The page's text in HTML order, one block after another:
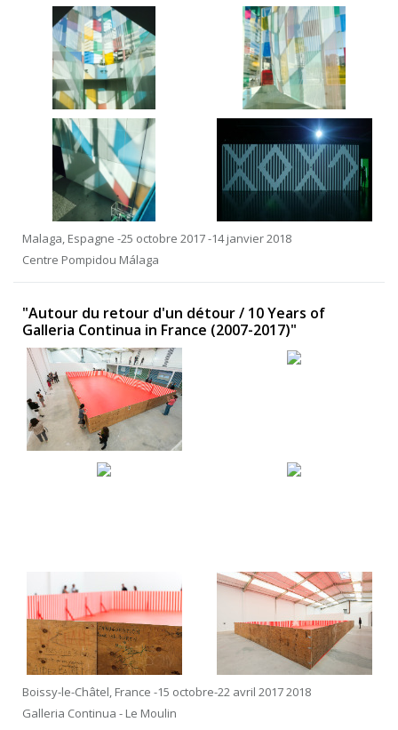
Malaga, Espagne -25 octobre 2017 -14 janvier 2018
Centre Pompidou Málaga
"Autour du retour d'un détour / 10 Years of
Galleria Continua in France (2007-2017)"
Boissy-le-Châtel, France -15 octobre-22 avril 2017 2018
Galleria Continua - Le Moulin